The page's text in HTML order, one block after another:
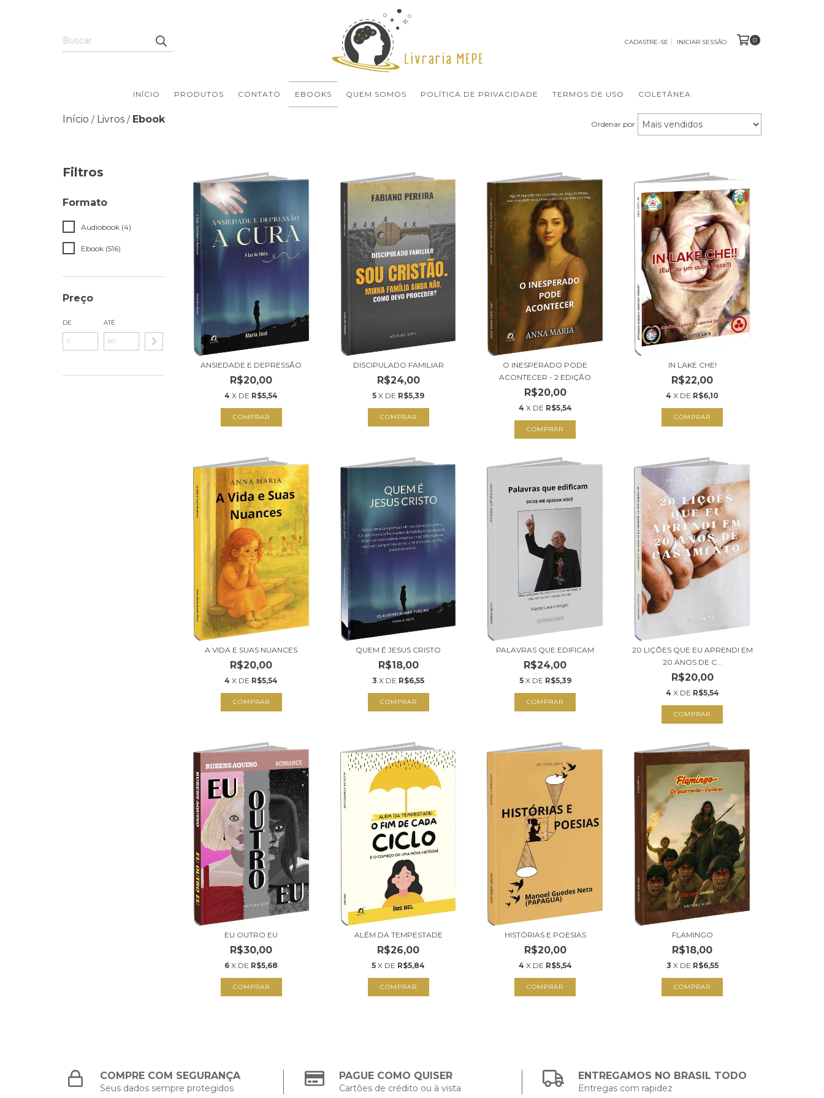
CADASTRE-SE INICIAR SESSÃO 0
INÍCIO PRODUTOS CONTATO EBOOKS QUEM SOMOS POLÍTICA DE PRIVACIDADE TERMOS DE USO COLETÂNEA
Início / Livros / Ebook Ordenar por
Filtros
Formato
Audiobook (4)
Ebook (516)
Preço
DE ATÉ
ANSIEDADE E DEPRESSÃO
R$20,00
4 X DE R$5,54
COMPRAR
DISCIPULADO FAMILIAR
R$24,00
5 X DE R$5,39
COMPRAR
O INESPERADO PODE
ACONTECER - 2 EDIÇÃO
R$20,00
4 X DE R$5,54
COMPRAR
IN LAKE CHE!
R$22,00
4 X DE R$6,10
COMPRAR
A VIDA E SUAS NUANCES
R$20,00
4 X DE R$5,54
COMPRAR
QUEM É JESUS CRISTO
R$18,00
3 X DE R$6,55
COMPRAR
PALAVRAS QUE EDIFICAM
R$24,00
5 X DE R$5,39
COMPRAR
20 LIÇÕES QUE EU APRENDI EM
20 ANOS DE C...
R$20,00
4 X DE R$5,54
COMPRAR
EU OUTRO EU
R$30,00
6 X DE R$5,68
COMPRAR
ALÉM DA TEMPESTADE
R$26,00
5 X DE R$5,84
COMPRAR
HISTÓRIAS E POESIAS
R$20,00
4 X DE R$5,54
COMPRAR
FLAMINGO
R$18,00
3 X DE R$6,55
COMPRAR
COMPRE COM SEGURANÇA
Seus dados sempre protegidos
PAGUE COMO QUISER
Cartões de crédito ou à vista
ENTREGAMOS NO BRASIL TODO
Entregas com rapidez